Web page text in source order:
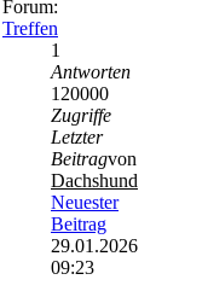
Forum:
Treffen
1
Antworten
120000
Zugriffe
Letzter
Beitragvon
Dachshund
Neuester
Beitrag
29.01.2026
09:23